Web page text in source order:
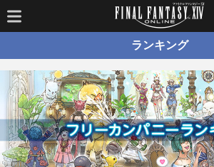
ランキング